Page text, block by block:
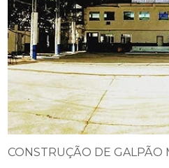
CONSTRUÇÃO DE GALPÃO